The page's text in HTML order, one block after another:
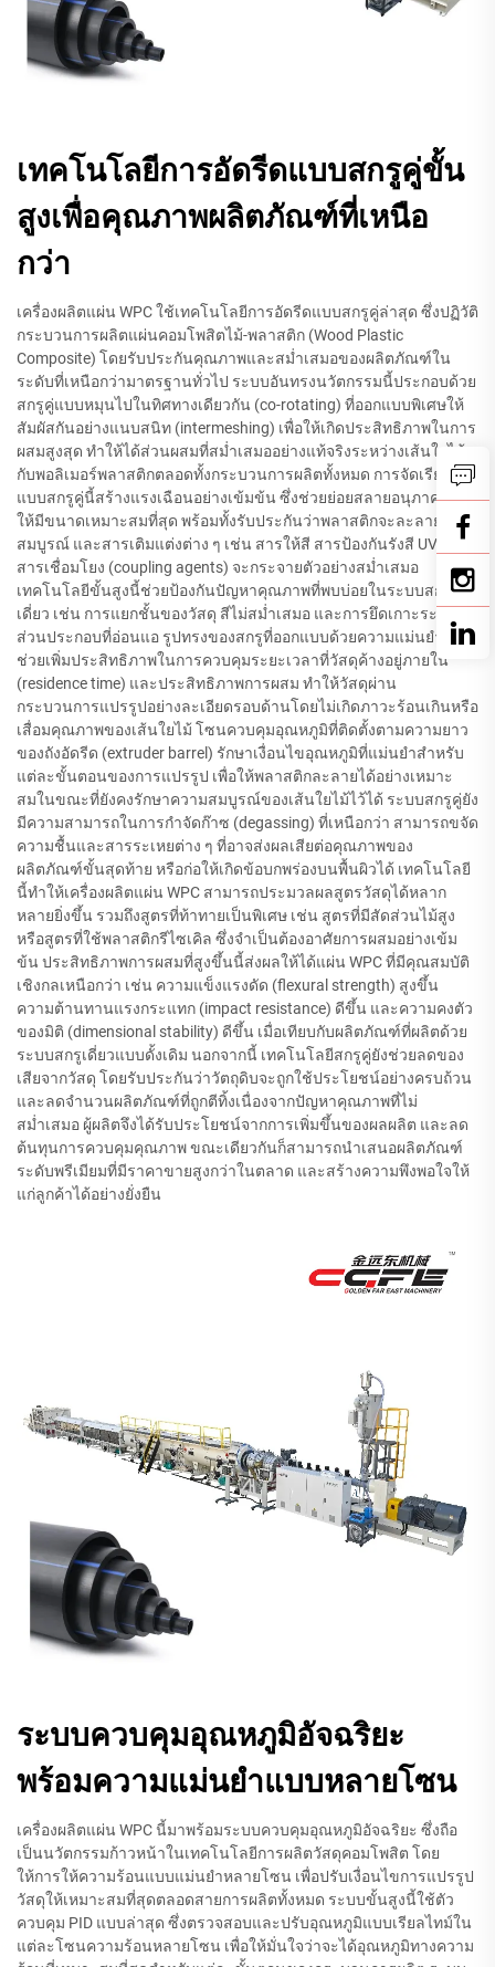
เทคโนโลยีการอัดรีดแบบสกรูคู่ขั้น
สูงเพื่อคุณภาพผลิตภัณฑ์ที่เหนือ
กว่า
เครื่องผลิตแผ่น WPC ใช้เทคโนโลยีการอัดรีดแบบสกรูคู่ล่าสุด ซึ่งปฏิวัติ
กระบวนการผลิตแผ่นคอมโพสิตไม้-พลาสติก (Wood Plastic
Composite) โดยรับประกันคุณภาพและสม่ำเสมอของผลิตภัณฑ์ใน
ระดับที่เหนือกว่ามาตรฐานทั่วไป ระบบอันทรงนวัตกรรมนี้ประกอบด้วย
สกรูคู่แบบหมุนไปในทิศทางเดียวกัน (co-rotating) ที่ออกแบบพิเศษให้
สัมผัสกันอย่างแนบสนิท (intermeshing) เพื่อให้เกิดประสิทธิภาพในการ
ผสมสูงสุด ทำให้ได้ส่วนผสมที่สม่ำเสมออย่างแท้จริงระหว่างเส้นใยไม้
กับพอลิเมอร์พลาสติกตลอดทั้งกระบวนการผลิตทั้งหมด การจัดเรียง
แบบสกรูคู่นี้สร้างแรงเฉือนอย่างเข้มข้น ซึ่งช่วยย่อยสลายอนุภาควัสดุ
ให้มีขนาดเหมาะสมที่สุด พร้อมทั้งรับประกันว่าพลาสติกจะละลายอย่าง
สมบูรณ์ และสารเติมแต่งต่าง ๆ เช่น สารให้สี สารป้องกันรังสี UV และ
สารเชื่อมโยง (coupling agents) จะกระจายตัวอย่างสม่ำเสมอ
เทคโนโลยีขั้นสูงนี้ช่วยป้องกันปัญหาคุณภาพที่พบบ่อยในระบบสกรู
เดี่ยว เช่น การแยกชั้นของวัสดุ สีไม่สม่ำเสมอ และการยึดเกาะระหว่าง
ส่วนประกอบที่อ่อนแอ รูปทรงของสกรูที่ออกแบบด้วยความแม่นยำสูง
ช่วยเพิ่มประสิทธิภาพในการควบคุมระยะเวลาที่วัสดุค้างอยู่ภายใน
(residence time) และประสิทธิภาพการผสม ทำให้วัสดุผ่าน
กระบวนการแปรรูปอย่างละเอียดรอบด้านโดยไม่เกิดภาวะร้อนเกินหรือ
เสื่อมคุณภาพของเส้นใยไม้ โซนควบคุมอุณหภูมิที่ติดตั้งตามความยาว
ของถังอัดรีด (extruder barrel) รักษาเงื่อนไขอุณหภูมิที่แม่นยำสำหรับ
แต่ละขั้นตอนของการแปรรูป เพื่อให้พลาสติกละลายได้อย่างเหมาะ
สมในขณะที่ยังคงรักษาความสมบูรณ์ของเส้นใยไม้ไว้ได้ ระบบสกรูคู่ยัง
มีความสามารถในการกำจัดก๊าซ (degassing) ที่เหนือกว่า สามารถขจัด
ความชื้นและสารระเหยต่าง ๆ ที่อาจส่งผลเสียต่อคุณภาพของ
ผลิตภัณฑ์ขั้นสุดท้าย หรือก่อให้เกิดข้อบกพร่องบนพื้นผิวได้ เทคโนโลยี
นี้ทำให้เครื่องผลิตแผ่น WPC สามารถประมวลผลสูตรวัสดุได้หลาก
หลายยิ่งขึ้น รวมถึงสูตรที่ท้าทายเป็นพิเศษ เช่น สูตรที่มีสัดส่วนไม้สูง
หรือสูตรที่ใช้พลาสติกรีไซเคิล ซึ่งจำเป็นต้องอาศัยการผสมอย่างเข้ม
ข้น ประสิทธิภาพการผสมที่สูงขึ้นนี้ส่งผลให้ได้แผ่น WPC ที่มีคุณสมบัติ
เชิงกลเหนือกว่า เช่น ความแข็งแรงดัด (flexural strength) สูงขึ้น
ความต้านทานแรงกระแทก (impact resistance) ดีขึ้น และความคงตัว
ของมิติ (dimensional stability) ดีขึ้น เมื่อเทียบกับผลิตภัณฑ์ที่ผลิตด้วย
ระบบสกรูเดี่ยวแบบดั้งเดิม นอกจากนี้ เทคโนโลยีสกรูคู่ยังช่วยลดของ
เสียจากวัสดุ โดยรับประกันว่าวัตถุดิบจะถูกใช้ประโยชน์อย่างครบถ้วน
และลดจำนวนผลิตภัณฑ์ที่ถูกตีทิ้งเนื่องจากปัญหาคุณภาพที่ไม่
สม่ำเสมอ ผู้ผลิตจึงได้รับประโยชน์จากการเพิ่มขึ้นของผลผลิต และลด
ต้นทุนการควบคุมคุณภาพ ขณะเดียวกันก็สามารถนำเสนอผลิตภัณฑ์
ระดับพรีเมียมที่มีราคาขายสูงกว่าในตลาด และสร้างความพึงพอใจให้
แก่ลูกค้าได้อย่างยั่งยืน
ระบบควบคุมอุณหภูมิอัจฉริยะ
พร้อมความแม่นยำแบบหลายโซน
เครื่องผลิตแผ่น WPC นี้มาพร้อมระบบควบคุมอุณหภูมิอัจฉริยะ ซึ่งถือ
เป็นนวัตกรรมก้าวหน้าในเทคโนโลยีการผลิตวัสดุคอมโพสิต โดย
ให้การให้ความร้อนแบบแม่นยำหลายโซน เพื่อปรับเงื่อนไขการแปรรูป
วัสดุให้เหมาะสมที่สุดตลอดสายการผลิตทั้งหมด ระบบขั้นสูงนี้ใช้ตัว
ควบคุม PID แบบล่าสุด ซึ่งตรวจสอบและปรับอุณหภูมิแบบเรียลไทม์ใน
แต่ละโซนความร้อนหลายโซน เพื่อให้มั่นใจว่าจะได้อุณหภูมิทางความ